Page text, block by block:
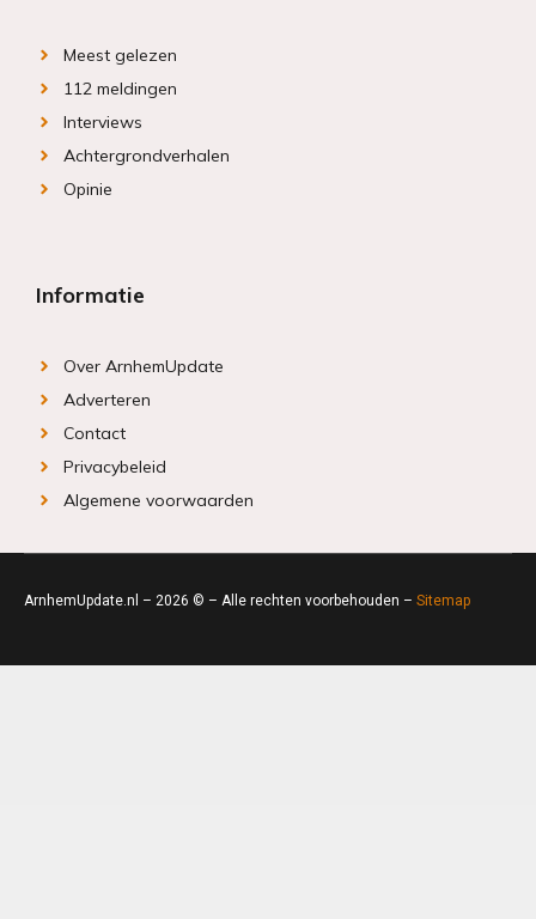
Meest gelezen
112 meldingen
Interviews
Achtergrondverhalen
Opinie
Informatie
Over ArnhemUpdate
Adverteren
Contact
Privacybeleid
Algemene voorwaarden
ArnhemUpdate.nl – 2026 © – Alle rechten voorbehouden – Sitemap